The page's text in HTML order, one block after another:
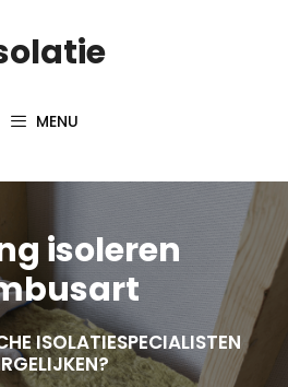
MENU
isoleren
ISOLATIESPECIALISTEN